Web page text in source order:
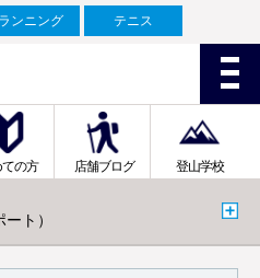
ランニング テニス
の方 店舗ブログ 登山学校
ト）